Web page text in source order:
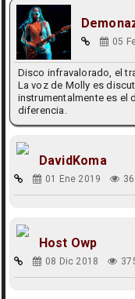
05
Disco infravalorado, el
La voz de Molly es
instrumentalmente es el
diferencia.
DavidKoma
01 Ene 2019
Host Owp
08 Dic 2018